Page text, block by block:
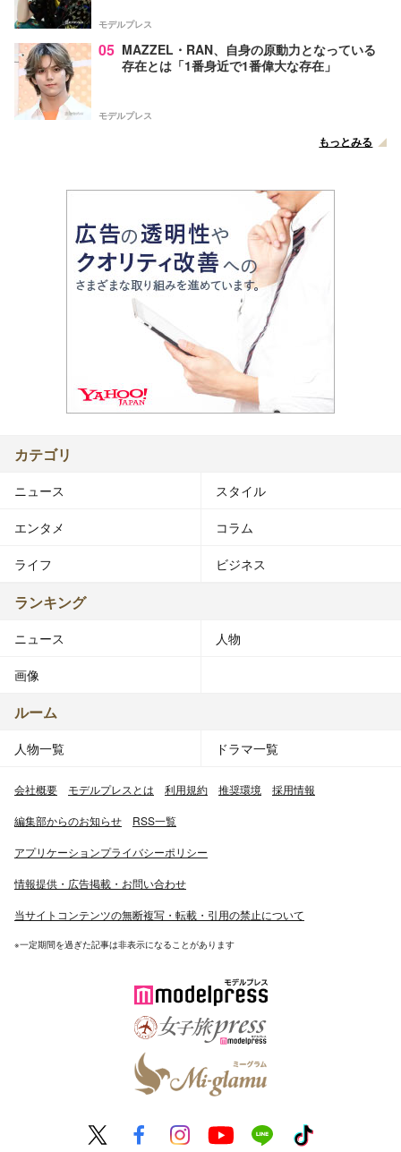
モデルプレス
05 MAZZEL・RAN、自身の原動力となっている
存在とは「1番身近で1番偉大な存在」
モデルプレス
もっとみる
カテゴリ
ニュース スタイル
エンタメ コラム
ライフ ビジネス
ランキング
ニュース 人物
画像
ルーム
人物一覧 ドラマ一覧
会社概要 モデルプレスとは 利用規約 推奨環境 採用情報
編集部からのお知らせ RSS一覧
アプリケーションプライバシーポリシー
情報提供・広告掲載・お問い合わせ
当サイトコンテンツの無断複写・転載・引用の禁止について
※一定期間を過ぎた記事は非表示になることがあります